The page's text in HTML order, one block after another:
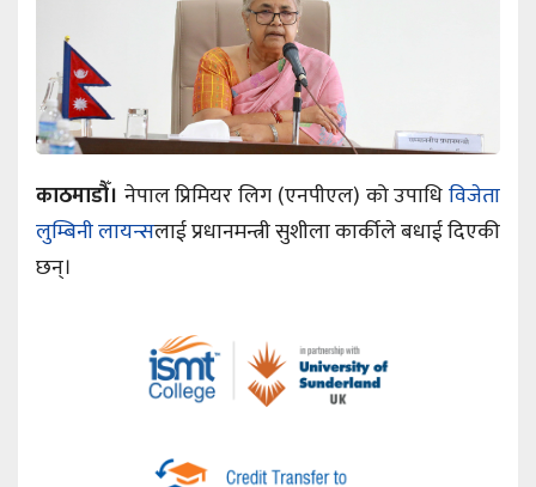
काठमाडौँ। नेपाल प्रिमियर लिग (एनपीएल) को उपाधिविजेता
लुम्बिनी लायन्सलाई प्रधानमन्त्री सुशीला कार्कीले बधाई दिएकी
छन्।